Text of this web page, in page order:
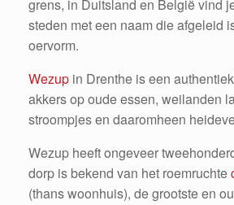
grens, in Duitsland en België vind
steden met een naam die afgeleid
oervorm.
Wezup in Drenthe is een
akkers op oude essen, weilanden
stroompjes en daaromheen
Wezup heeft ongeveer
dorp is bekend van het roemruchte
(thans woonhuis), de grootste en